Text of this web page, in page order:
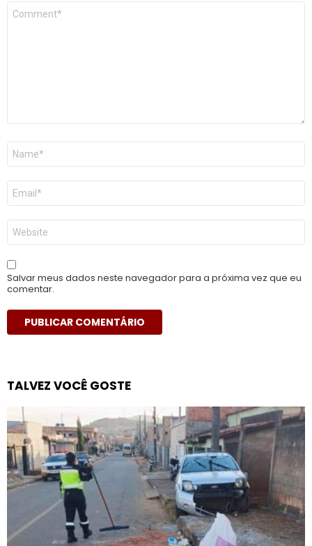
Comentário
Nome
E-
mail
*
Site
Salvar meus dados neste navegador para a próxima vez que eu
comentar.
TALVEZ VOCÊ GOSTE